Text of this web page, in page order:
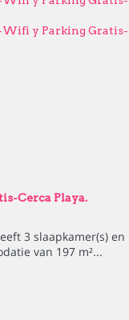
Cerca Playa.
3 slaapkamer(s) en
van 197 m²...